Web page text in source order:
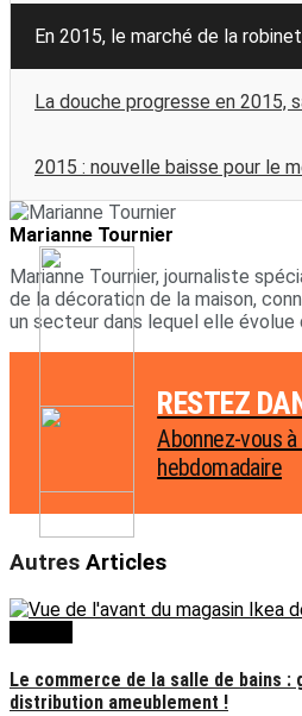
En 2015, le marché de la
La douche progresse en 2015,
2015 : nouvelle baisse pour le
Marianne Tournier
Marianne Tournier, journaliste
de la décoration de la maison,
un secteur dans lequel elle évolue
RESTEZ
Abonnez-vous
hebdomadaire
Autres Articles
Le commerce de la salle de bains :
distribution ameublement !